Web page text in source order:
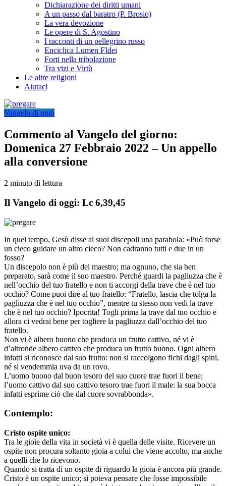
Dichiarazione dei diritti umani
A un passo dal baratro (P. Brosio)
La vera devozione
Le opere di S. Agostino
I racconti di un pellegrino russo
Enciclica Lumen FIdei
Forti nella tribolazione
Tra vizi e Virtù
Le altre religioni
Aiutaci
Vangelo di oggi
Commento al Vangelo del giorno:
Domenica 27 Febbraio 2022 – Un appello
alla conversione
2 minuto di lettura
Il Vangelo di oggi: Lc 6,39,45
In quel tempo, Gesù disse ai suoi discepoli una parabola: «Può forse
un cieco guidare un altro cieco? Non cadranno tutti e due in un
fosso?
Un discepolo non è più del maestro; ma ognuno, che sia ben
preparato, sarà come il suo maestro. Perché guardi la pagliuzza che è
nell’occhio del tuo fratello e non ti accorgi della trave che è nel tuo
occhio? Come puoi dire al tuo fratello: “Fratello, lascia che tolga la
pagliuzza che è nel tuo occhio”, mentre tu stesso non vedi la trave
che è nel tuo occhio? Ipocrita! Togli prima la trave dal tuo occhio e
allora ci vedrai bene per togliere la pagliuzza dall’occhio del tuo
fratello.
Non vi è albero buono che produca un frutto cattivo, né vi è
d’altronde albero cattivo che produca un frutto buono. Ogni albero
infatti si riconosce dal suo frutto: non si raccolgono fichi dagli spini,
né si vendemmia uva da un rovo.
L’uomo buono dal buon tesoro del suo cuore trae fuori il bene;
l’uomo cattivo dal suo cattivo tesoro trae fuori il male: la sua bocca
infatti esprime ciò che dal cuore sovrabbonda».
Contemplo:
Cristo ospite unico:
Tra le gioie della vita in società vi è quella delle visite. Ricevere un
ospite non procura soltanto gioia a colui che viene accolto, ma anche
a quelli che lo ricevono.
Quando si tratta di un ospite di riguardo la gioia è ancora più grande.
Cristo è un ospite unico; si poteva pensare che fosse impossibile